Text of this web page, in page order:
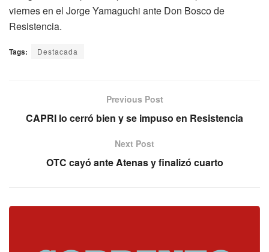
viernes en el Jorge Yamaguchi ante Don Bosco de
Resistencia.
Tags: Destacada
Previous Post
CAPRI lo cerró bien y se impuso en Resistencia
Next Post
OTC cayó ante Atenas y finalizó cuarto